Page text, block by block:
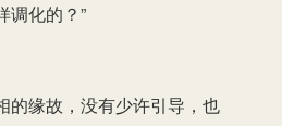
调化的？”
的缘故，没有少许引导，也